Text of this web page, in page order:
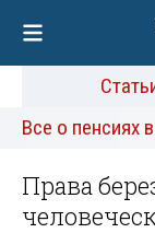
Все о пенсиях
Права